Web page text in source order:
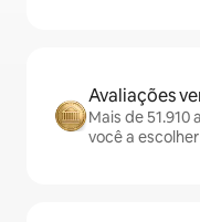
Avaliações
Mais de
você a escolher